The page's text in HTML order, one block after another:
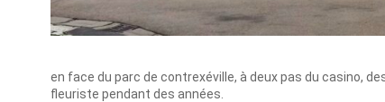
en face du parc de contrexéville, à deux pas du casino,
fleuriste pendant des années.